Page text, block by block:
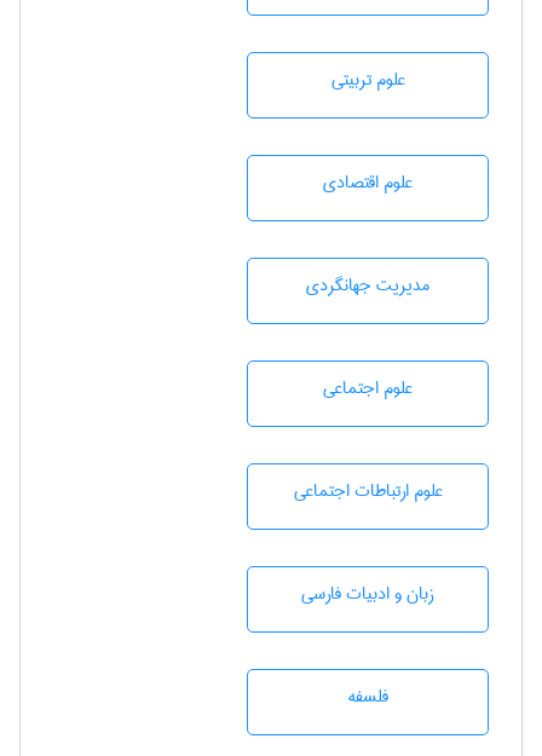
علوم تربيتی
علوم اقتصادی
مديريت جهانگردی
علوم اجتماعی
علوم ارتباطات اجتماعی
زبان و ادبيات فارسی
فلسفه